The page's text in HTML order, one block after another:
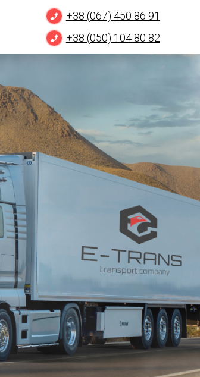
+38 (067) 450 86 91
+38 (050) 104 80 82